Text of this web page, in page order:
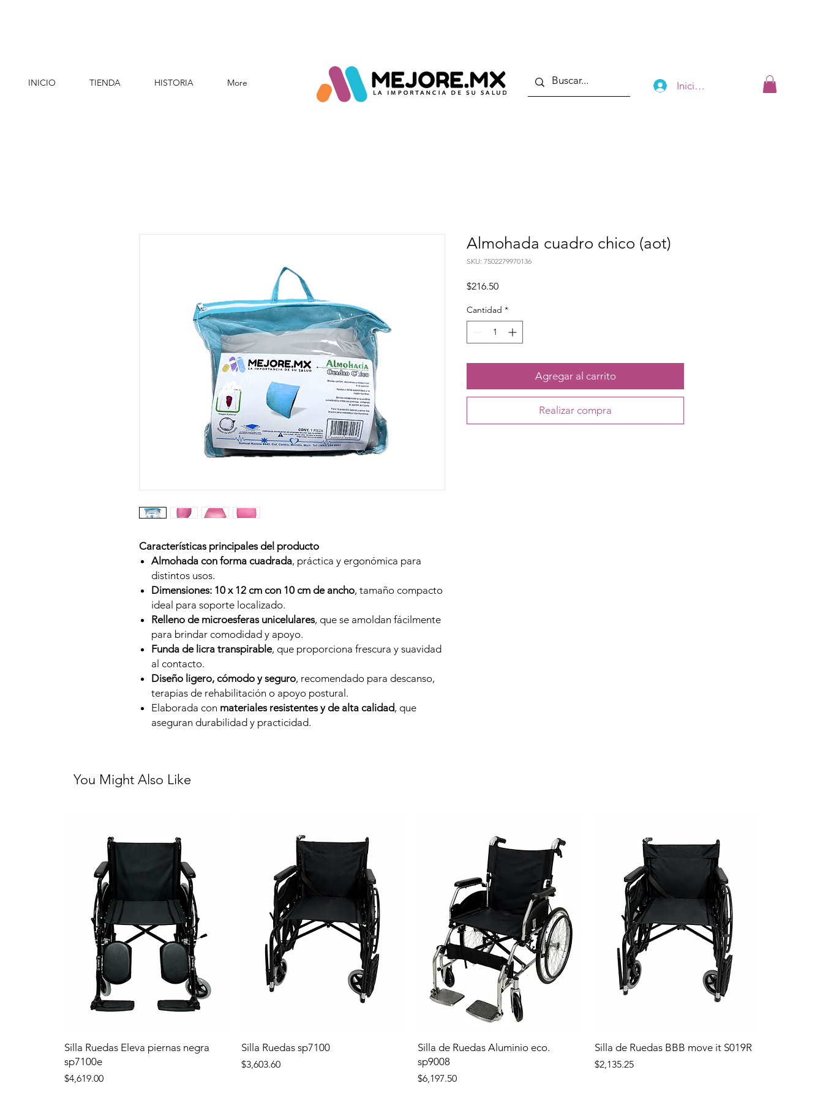
INICIO TIENDA HISTORIA More Iniciar sesión
Características principales del producto
Almohada con forma cuadrada, práctica y ergonómica para
distintos usos.
Dimensiones: 10 x 12 cm con 10 cm de ancho, tamaño compacto
ideal para soporte localizado.
Relleno de microesferas unicelulares, que se amoldan fácilmente
para brindar comodidad y apoyo.
Funda de licra transpirable, que proporciona frescura y suavidad
al contacto.
Diseño ligero, cómodo y seguro, recomendado para descanso,
terapias de rehabilitación o apoyo postural.
Elaborada con materiales resistentes y de alta calidad, que
aseguran durabilidad y practicidad.
Almohada cuadro chico (aot)
SKU: 7502279970136
$216.50Precio
Cantidad *
Agregar al carrito
Realizar compra
You Might Also Like
Silla Ruedas Eleva piernas negra
sp7100e
Precio
$4,619.00
Silla Ruedas sp7100
Precio
$3,603.60
Silla de Ruedas Aluminio eco.
sp9008
Precio
$6,197.50
Silla de Ruedas BBB move it S019R
Precio
$2,135.25